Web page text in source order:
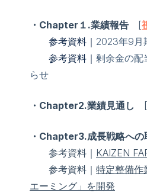
・Chapter１.業績報告 [
参考資料｜ 2023年9
参考資料｜ 剰余金の配
らせ
・Chapter2.業績見通し [
・Chapter3.成長戦略へ
参考資料｜ KAIZEN
参考資料｜ 特定整備作
エーミング」を開発